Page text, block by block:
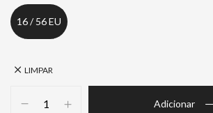
16 / 56 EU
LIMPAR
Adicionar